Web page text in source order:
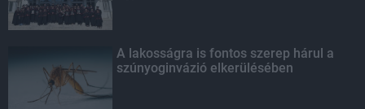
A lakosságra is fontos szerep hárul a
szúnyoginvázió elkerülésében